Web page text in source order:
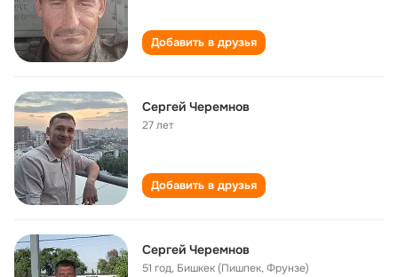
Добавить в друзья
Сергей Черемнов
27 лет
Добавить в друзья
Сергей Черемнов
51 год, Бишкек (Пишпек, Фрунзе)